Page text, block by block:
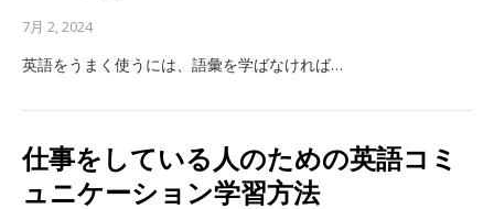
7月 2, 2024
英語をうまく使うには、語彙を学ばなければ…
仕事をしている人のための英語コミ
ュニケーション学習方法